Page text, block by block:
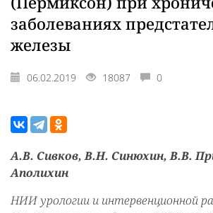
заболеваниях
железы
06.02.2019 18087 0
А.В. Сивков, В.Н. Синюхин, В.В.
Аполихин
НИИ урологии и интервенционной